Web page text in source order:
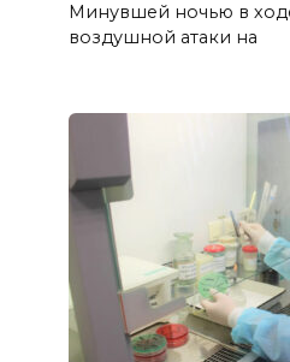
Минувшей ночью в
воздушной атаки на